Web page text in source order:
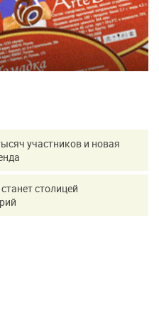
участников и новая
столицей